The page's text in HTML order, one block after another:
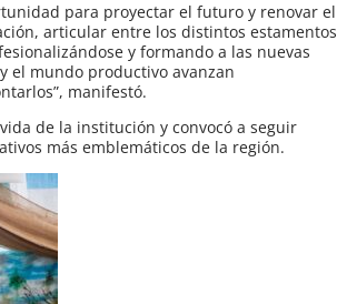
para proyectar el futuro y renovar el
articular entre los distintos estamentos
y formando a las nuevas
el mundo productivo avanzan
manifestó.
de la institución y convocó a seguir
más emblemáticos de la región.